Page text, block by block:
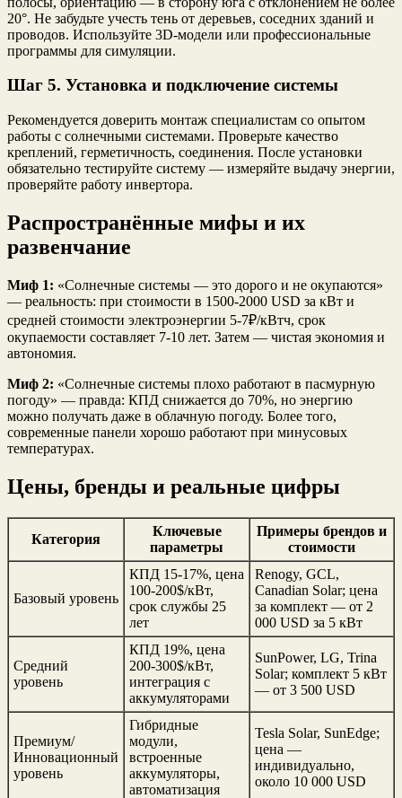
20°. Не забудьте учесть тень от деревьев, соседних зданий и
проводов. Используйте 3D-модели или профессиональные
программы для симуляции.
Шаг 5. Установка и подключение системы
Рекомендуется доверить монтаж специалистам со опытом
работы с солнечными системами. Проверьте качество
креплений, герметичность, соединения. После установки
обязательно тестируйте систему — измеряйте выдачу энергии,
проверяйте работу инвертора.
Распространённые мифы и их
развенчание
Миф 1: «Солнечные системы — это дорого и не окупаются»
— реальность: при стоимости в 1500-2000 USD за кВт и
средней стоимости электроэнергии 5-7₽/кВтч, срок
окупаемости составляет 7-10 лет. Затем — чистая экономия и
автономия.
Миф 2: «Солнечные системы плохо работают в пасмурную
погоду» — правда: КПД снижается до 70%, но энергию
можно получать даже в облачную погоду. Более того,
современные панели хорошо работают при минусовых
температурах.
Цены, бренды и реальные цифры
Категория
Ключевые
параметры
Примеры брендов и
стоимости
Базовый уровень
КПД 15-17%, цена
100-200$/кВт,
срок службы 25
лет
Renogy, GCL,
Canadian Solar; цена
за комплект — от 2
000 USD за 5 кВт
Средний
уровень
КПД 19%, цена
200-300$/кВт,
интеграция с
аккумуляторами
SunPower, LG, Trina
Solar; комплект 5 кВт
— от 3 500 USD
Премиум/
Инновационный
уровень
Гибридные
модули,
встроенные
аккумуляторы,
автоматизация
Tesla Solar, SunEdge;
цена —
индивидуально,
около 10 000 USD